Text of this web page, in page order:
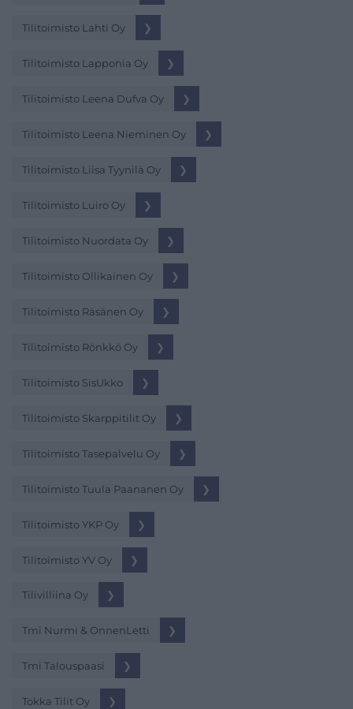
Tilitoimisto Lahti Oy ❯
Tilitoimisto Lapponia Oy ❯
Tilitoimisto Leena Dufva Oy ❯
Tilitoimisto Leena Nieminen Oy ❯
Tilitoimisto Liisa Tyynilä Oy ❯
Tilitoimisto Luiro Oy ❯
Tilitoimisto Nuordata Oy ❯
Tilitoimisto Ollikainen Oy ❯
Tilitoimisto Räsänen Oy ❯
Tilitoimisto Rönkkö Oy ❯
Tilitoimisto SisUkko ❯
Tilitoimisto Skarppitilit Oy ❯
Tilitoimisto Tasepalvelu Oy ❯
Tilitoimisto Tuula Paananen Oy ❯
Tilitoimisto YKP Oy ❯
Tilitoimisto YV Oy ❯
Tilivilliina Oy ❯
Tmi Nurmi & OnnenLetti ❯
Tmi Talouspaasi ❯
Tokka Tilit Oy ❯